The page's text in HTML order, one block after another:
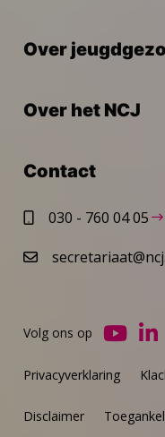
Over
Over het NCJ
Contact
030 - 760 04 05
Privacyverklaring
Disclaimer
Volg ons op
Ga
YouTube
Ga